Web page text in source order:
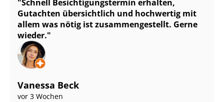
Schnell Be­sich­ti­gungs­ter­min erhalten,
Gutachten übersichtlich und hochwertig mit
allem was nötig ist zu­sam­men­ge­stellt. Gerne
wieder.
Vanessa Beck
vor 3 Wochen